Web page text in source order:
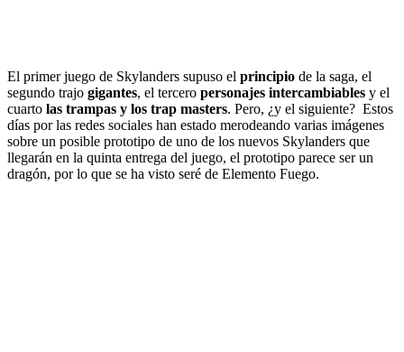
El primer juego de Skylanders supuso el principio de la saga, el
segundo trajo gigantes, el tercero personajes intercambiables y el
cuarto las trampas y los trap masters. Pero, ¿y el siguiente? Estos
días por las redes sociales han estado merodeando varias imágenes
sobre un posible prototipo de uno de los nuevos Skylanders que
llegarán en la quinta entrega del juego, el prototipo parece ser un
dragón, por lo que se ha visto seré de Elemento Fuego.